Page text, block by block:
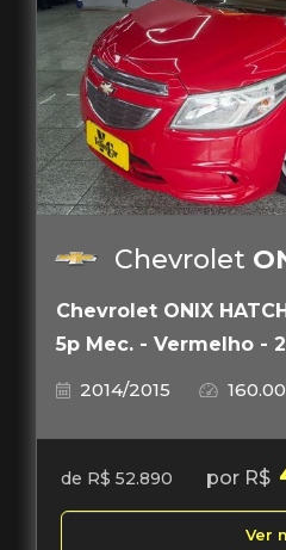
Chevrolet
Chevrolet ONIX
5p Mec. - Vermelho -
2014/2015
de R$ 52.890 por R$
Ver